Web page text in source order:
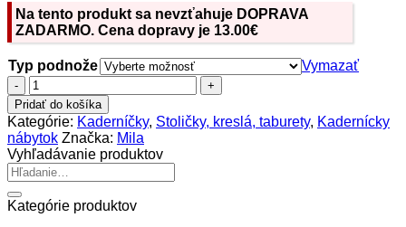
Na tento produkt sa nevzťahuje DOPRAVA
ZADARMO. Cena dopravy je 13.00€
Typ podnože
Vymazať
množstvo
Mila
Joy
Kadernícke
kreslo
Pridať do košíka
Kategórie: Kaderníčky, Stoličky, kreslá, taburety, Kadernícky
nábytok Značka: Mila
Vyhľadávanie produktov
Hľadať:
Kategórie produktov